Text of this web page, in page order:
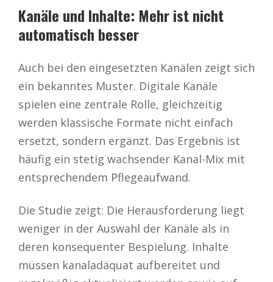
Kanäle und Inhalte: Mehr ist nicht
automatisch besser
Auch bei den eingesetzten Kanälen zeigt sich
ein bekanntes Muster. Digitale Kanäle
spielen eine zentrale Rolle, gleichzeitig
werden klassische Formate nicht einfach
ersetzt, sondern ergänzt. Das Ergebnis ist
häufig ein stetig wachsender Kanal-Mix mit
entsprechendem Pflegeaufwand.
Die Studie zeigt: Die Herausforderung liegt
weniger in der Auswahl der Kanäle als in
deren konsequenter Bespielung. Inhalte
müssen kanaladäquat aufbereitet und